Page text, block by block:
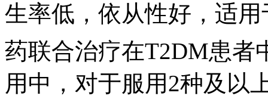
生率低，依从性好，
药联合治疗在T2DM患者
用中，对于服用2种及以